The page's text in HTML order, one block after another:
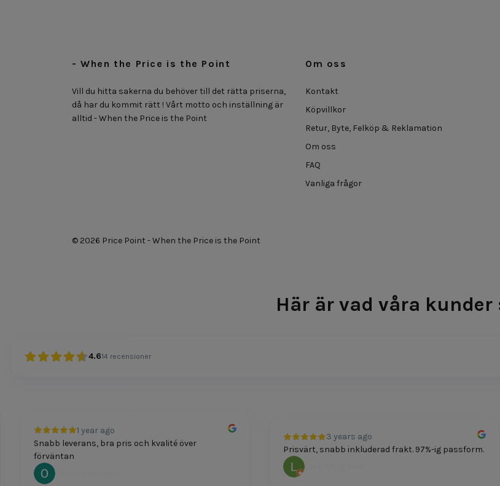
- When the Price is the Point
Vill du hitta sakerna du behöver till det rätta priserna,
då har du kommit rätt ! Vårt motto och inställning är
alltid - When the Price is the Point
Om oss
Kontakt
Köpvillkor
Retur, Byte, Felköp & Reklamation
Om oss
FAQ
Vanliga frågor
© 2026 Price Point - When the Price is the Point
Här är vad våra kunder
4.614 recensioner
1 year ago
Snabb leverans, bra pris och kvalité över
förväntan
Oscar Svensson
3 years ago
Prisvärt, snabb inkluderad frakt. 97%-ig passform.
Lars Skoglund